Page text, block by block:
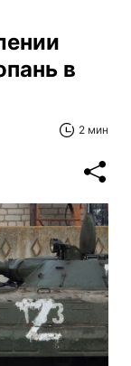
в
2 мин